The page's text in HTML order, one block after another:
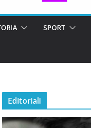
SPORT
Editoriali